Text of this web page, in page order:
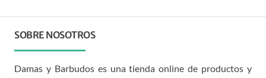
SOBRE NOSOTROS
Damas y Barbudos es una tienda online de productos y